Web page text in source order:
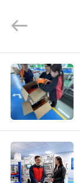
RUMAH
PRODUK
VR
Co.,ltd.